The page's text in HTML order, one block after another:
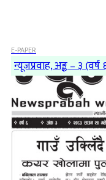
E-PAPER
न्यूजप्रवाह, अङ्क – ३